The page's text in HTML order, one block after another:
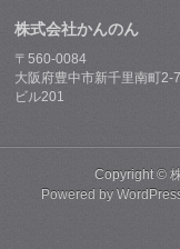
株式会社かんのん
〒560-0084
大阪府豊中市新千里南町2-
ビル201
Copyright ©
Powered by